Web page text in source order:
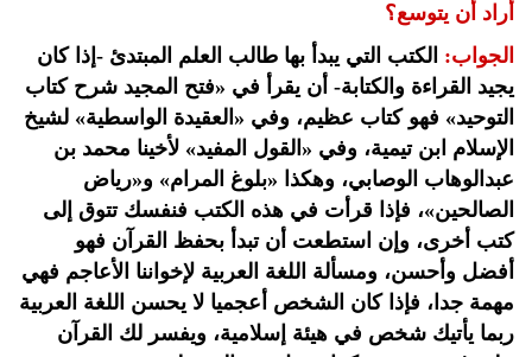
أراد أن يتوسع؟
الجواب: الكتب التي يبدأ بها طالب العلم المبتدئ -إذا كان
يجيد القراءة والكتابة- أن يقرأ في «فتح المجيد شرح كتاب
التوحيد» فهو كتاب عظيم، وفي «العقيدة الواسطية» لشيخ
الإسلام ابن تيمية، وفي «القول المفيد» لأخينا محمد بن
عبدالوهاب الوصابي، وهكذا «بلوغ المرام» و«رياض
الصالحين»، فإذا قرأت في هذه الكتب فنفسك تتوق إلى
كتب أخرى، وإن استطعت أن تبدأ بحفظ القرآن فهو
أفضل وأحسن، ومسألة اللغة العربية لإخواننا الأعاجم فهي
مهمة جدا، فإذا كان الشخص أعجميا لا يحسن اللغة العربية
ربما يأتيك شخص في هيئة إسلامية، ويفسر لك القرآن